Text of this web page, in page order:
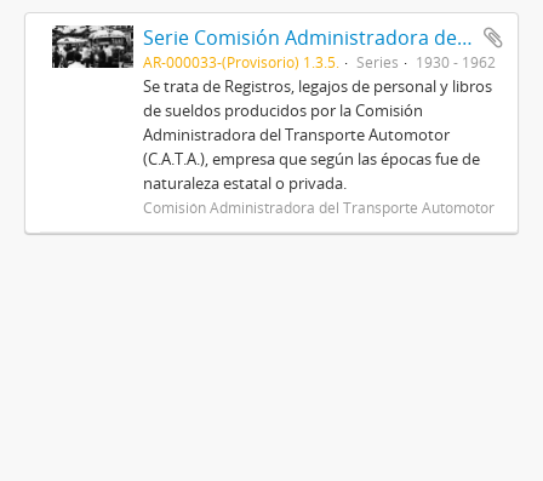
Serie Comisión Administradora del Transporte Automotor (C.A.T.A.)
AR-000033-(Provisorio) 1.3.5. Series 1930 - 1962
Se trata de Registros, legajos de personal y libros
de sueldos producidos por la Comisión
Administradora del Transporte Automotor
(C.A.T.A.), empresa que según las épocas fue de
naturaleza estatal o privada.
Comisión Administradora del Transporte Automotor